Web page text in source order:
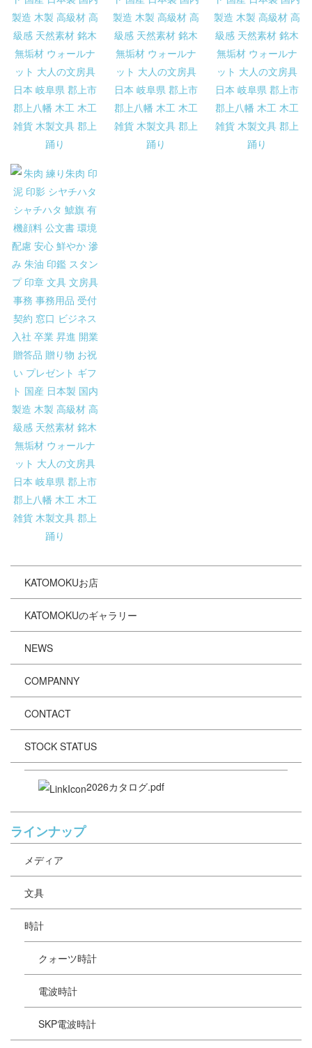
KATOMOKUお店
KATOMOKUのギャラリー
NEWS
COMPANNY
CONTACT
STOCK STATUS
2026カタログ.pdf
ラインナップ
メディア
文具
時計
クォーツ時計
電波時計
SKP電波時計